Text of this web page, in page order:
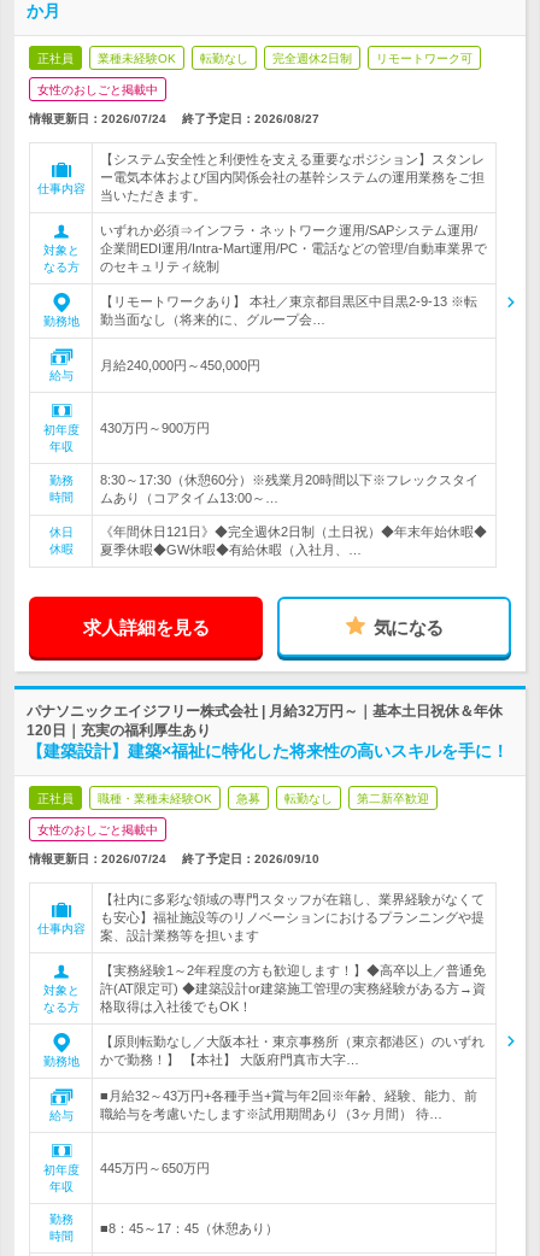
か月
正社員 業種未経験OK 転勤なし 完全週休2日制 リモートワーク可
女性のおしごと掲載中
情報更新日：2026/07/24 終了予定日： 2026/08/27
仕事内容
【システム安全性と利便性を支える重要なポジション】スタンレ
ー電気本体および国内関係会社の基幹システムの運用業務をご担
当いただきます。
対象と
なる方
いずれか必須⇒インフラ・ネットワーク運用/SAPシステム運用/
企業間EDI運用/Intra-Mart運用/PC・電話などの管理/自動車業界で
のセキュリティ統制
勤務地
【リモートワークあり】 本社／東京都目黒区中目黒2-9-13 ※転
勤当面なし（将来的に、グループ会…
給与
月給240,000円～450,000円
初年度
年収
430万円～900万円
勤務
時間
8:30～17:30（休憩60分）※残業月20時間以下※フレックスタイ
ムあり（コアタイム13:00～…
休日
休暇
《年間休日121日》◆完全週休2日制（土日祝）◆年末年始休暇◆
夏季休暇◆GW休暇◆有給休暇（入社月、…
求人詳細を見る 気になる
パナソニックエイジフリー株式会社 | 月給32万円～｜基本土日祝休＆年休
120日｜充実の福利厚生あり
【建築設計】建築×福祉に特化した将来性の高いスキルを手に！
正社員 職種・業種未経験OK 急募 転勤なし 第二新卒歓迎
女性のおしごと掲載中
情報更新日：2026/07/24 終了予定日： 2026/09/10
仕事内容
【社内に多彩な領域の専門スタッフが在籍し、業界経験がなくて
も安心】福祉施設等のリノベーションにおけるプランニングや提
案、設計業務等を担います
対象と
なる方
【実務経験1～2年程度の方も歓迎します！】◆高卒以上／普通免
許(AT限定可) ◆建築設計or建築施工管理の実務経験がある方→資
格取得は入社後でもOK！
勤務地
【原則転勤なし／大阪本社・東京事務所（東京都港区）のいずれ
かで勤務！】 【本社】 大阪府門真市大字…
給与
■月給32～43万円+各種手当+賞与年2回※年齢、経験、能力、前
職給与を考慮いたします※試用期間あり（3ヶ月間） 待…
初年度
年収
445万円～650万円
勤務
時間
■8：45～17：45（休憩あり）